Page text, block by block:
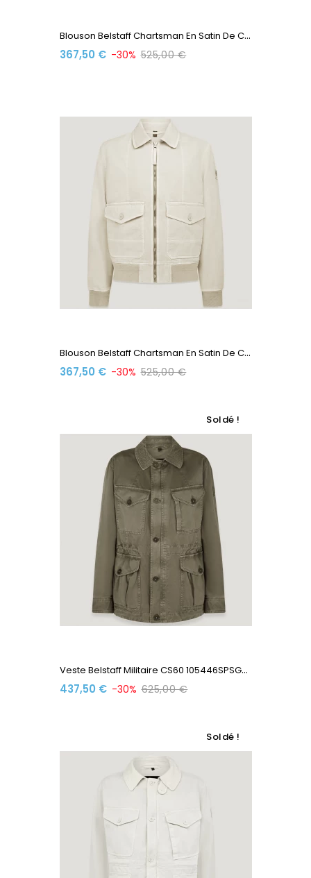
B
Louson Belstaff Chartsman En Satin De Coton 105461SPSGN...
367,50 € -30% 525,00 €
B
Louson Belstaff Chartsman En Satin De Coton 105461STNBG...
367,50 € -30% 525,00 €
Soldé !
V
Este Belstaff Militaire CS60 105446SPSGNL Satin De Coton...
437,50 € -30% 625,00 €
Soldé !